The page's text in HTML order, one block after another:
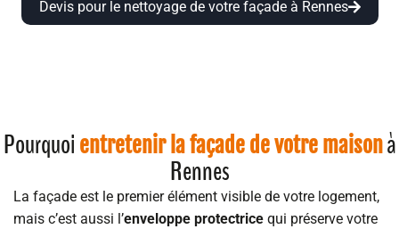
Devis pour le nettoyage de votre façade à Rennes
Pourquoi entretenir la façade de votre maisonà
Rennes
La façade est le premier élément visible de votre logement,
mais c’est aussi l’enveloppe protectrice qui préserve votre